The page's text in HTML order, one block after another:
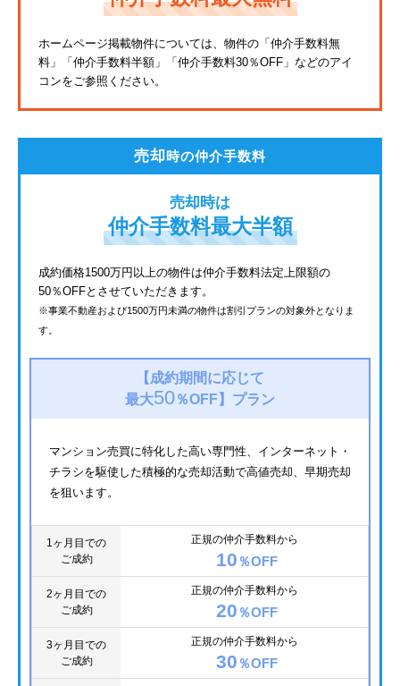
東武東上線
JR鶴見線
京成金町線
ホームページ掲載物件については、物件の「仲介手数料無
料」
「仲介手数料半額」「仲介手数料30％OFF」などのアイ
コンをご参照ください。
売却時の仲介手数料
売却時は
仲介手数料最大半額
成約価格1500万円以上の物件は仲介手数料法定上限額の
50％OFFとさせていただきます。
※事業不動産および1500万円未満の物件は割引プランの対象外となりま
す。
【成約期間に応じて
最大50％OFF】 プラン
マンション売買に特化した高い専門性、インターネット・
チラシを駆使した積極的な売却活動で高値売却、早期売却
を狙います。
1ヶ月目での
ご成約
正規の仲介手数料から
10 ％OFF
2ヶ月目での
ご成約
正規の仲介手数料から
20 ％OFF
3ヶ月目での
ご成約
正規の仲介手数料から
30 ％OFF